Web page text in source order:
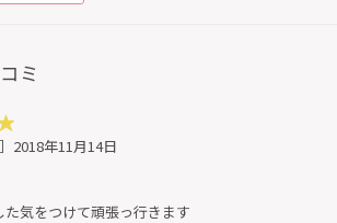
ミ
］2018年11月14日
気をつけて頑張っ行きます